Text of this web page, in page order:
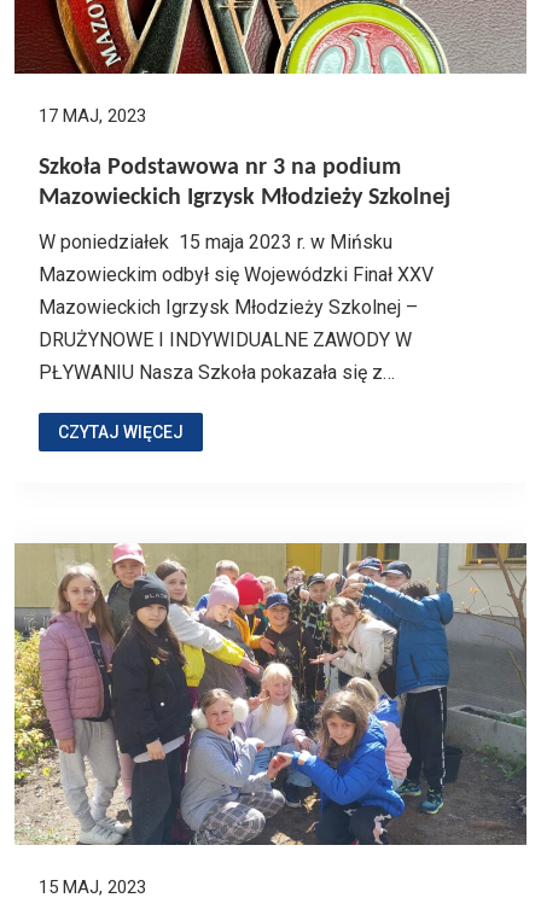
17 MAJ, 2023
Szkoła Podstawowa nr 3 na podium
Mazowieckich Igrzysk Młodzieży Szkolnej
W poniedziałek 15 maja 2023 r. w Mińsku
Mazowieckim odbył się Wojewódzki Finał XXV
Mazowieckich Igrzysk Młodzieży Szkolnej –
DRUŻYNOWE I INDYWIDUALNE ZAWODY W
PŁYWANIU Nasza Szkoła pokazała się z…
CZYTAJ WIĘCEJ
15 MAJ, 2023